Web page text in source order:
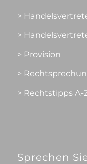
>
>
> Provision
>
> Rechtstipps A-
Sprechen